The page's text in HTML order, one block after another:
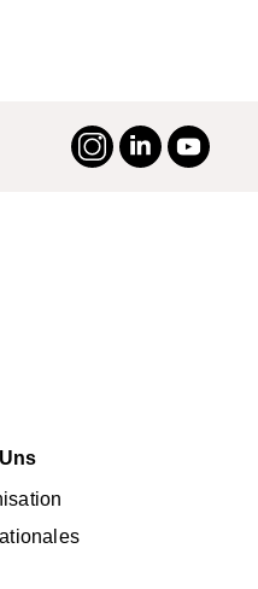
#suttneruni
Instagram
LinkedIn